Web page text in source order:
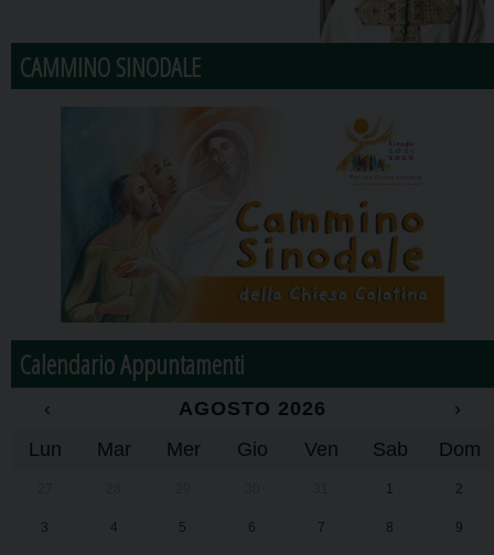
CAMMINO SINODALE
Calendario Appuntamenti
‹ AGOSTO 2026
›
Lun
Mar Mer Gio Ven Sab Dom
1 2
3 4 5 6 7 8 9